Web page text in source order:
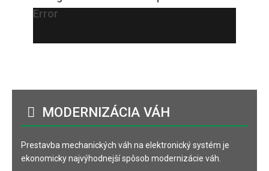
Error
MODERNIZÁCIA VÁH
Prestavba mechanických váh na elektronický systém je
ekonomicky najvýhodnejší spôsob modernizácie váh.